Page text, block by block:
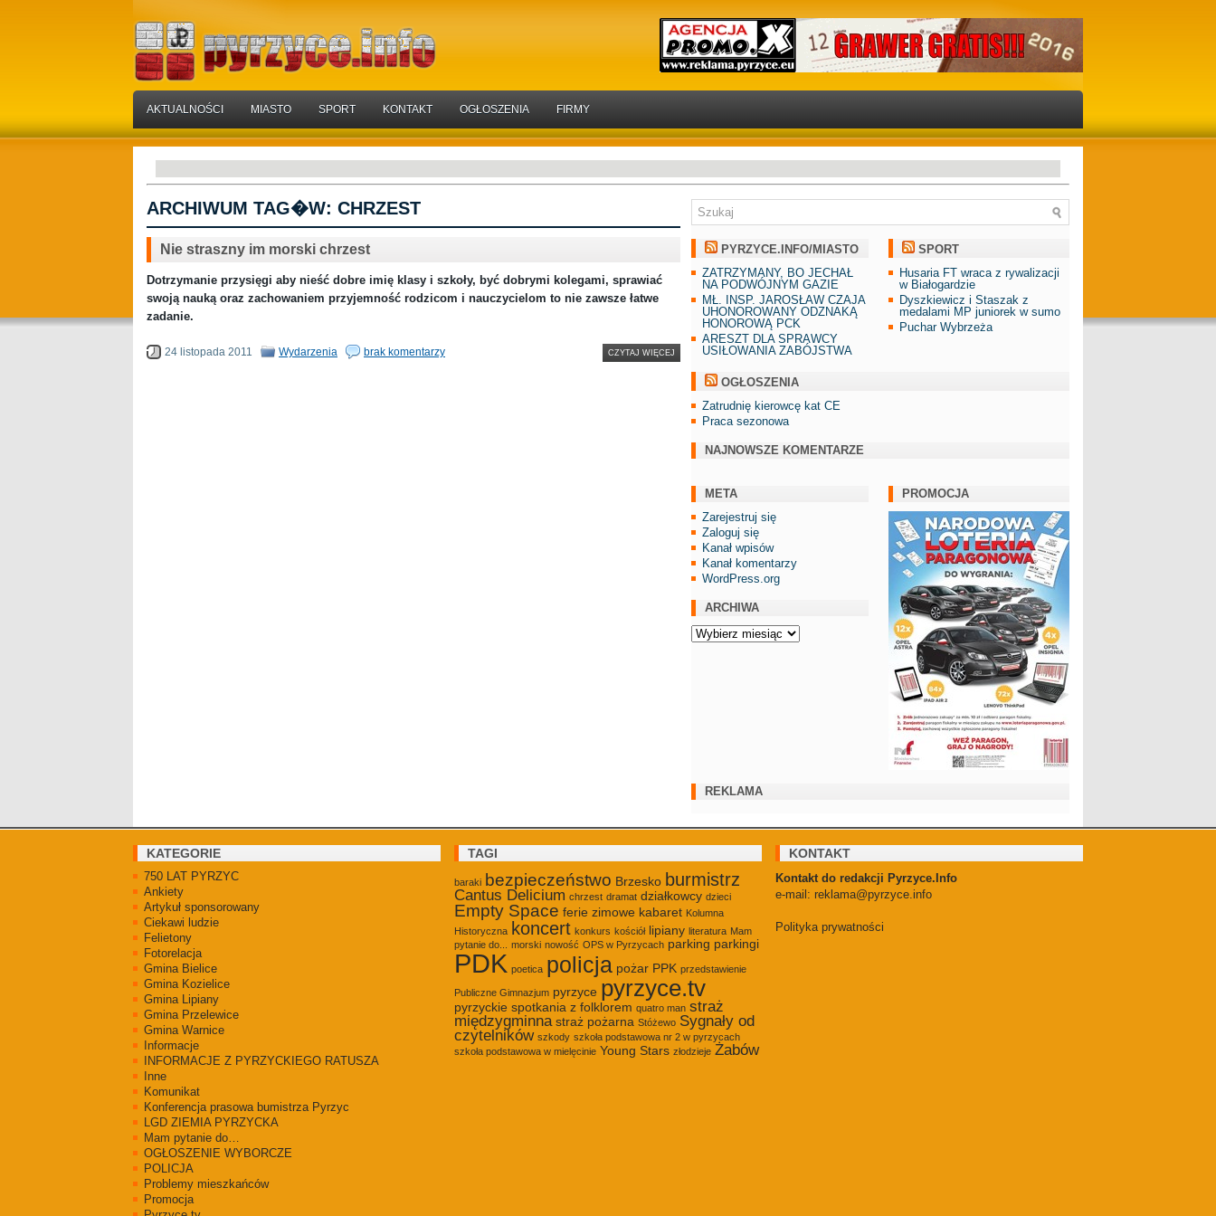
AKTUALNOŚCI MIASTO SPORT KONTAKT OGŁOSZENIA FIRMY
ARCHIWUM TAG�W: CHRZEST
Nie straszny im morski chrzest
Dotrzymanie przysięgi aby nieść dobre imię klasy i szkoły, być dobrymi kolegami, sprawiać
swoją nauką oraz zachowaniem przyjemność rodzicom i nauczycielom to nie zawsze łatwe
zadanie.
24 listopada 2011 Wydarzenia brak komentarzy CZYTAJ WIĘCEJ
PYRZYCE.INFO/MIASTO
ZATRZYMANY, BO JECHAŁ
NA PODWÓJNYM GAZIE
MŁ. INSP. JAROSŁAW CZAJA
UHONOROWANY ODZNAKĄ
HONOROWĄ PCK
ARESZT DLA SPRAWCY
USIŁOWANIA ZABÓJSTWA
SPORT
Husaria FT wraca z rywalizacji
w Białogardzie
Dyszkiewicz i Staszak z
medalami MP juniorek w sumo
Puchar Wybrzeża
OGŁOSZENIA
Zatrudnię kierowcę kat CE
Praca sezonowa
NAJNOWSZE KOMENTARZE
META
Zarejestruj się
Zaloguj się
Kanał wpisów
Kanał komentarzy
WordPress.org
ARCHIWA
Archiwa
PROMOCJA
REKLAMA
KATEGORIE
750 LAT PYRZYC
Ankiety
Artykuł sponsorowany
Ciekawi ludzie
Felietony
Fotorelacja
Gmina Bielice
Gmina Kozielice
Gmina Lipiany
Gmina Przelewice
Gmina Warnice
Informacje
INFORMACJE Z PYRZYCKIEGO RATUSZA
Inne
Komunikat
Konferencja prasowa bumistrza Pyrzyc
LGD ZIEMIA PYRZYCKA
Mam pytanie do…
OGŁOSZENIE WYBORCZE
POLICJA
Problemy mieszkańców
Promocja
TAGI
baraki bezpieczeństwo Brzesko burmistrz
Cantus Delicium chrzest dramat działkowcy dzieci
Empty Space ferie zimowe kabaret Kolumna
Historyczna koncert konkurs kościół lipiany literatura Mam
pytanie do...
morski nowość OPS w Pyrzycach parking parkingi
PDK poetica policja pożar PPK przedstawienie
Publiczne Gimnazjum pyrzyce pyrzyce.tv
pyrzyckie spotkania z folklorem quatro man straż
międzygminna straż pożarna Stóżewo Sygnały od
czytelników szkody szkoła podstawowa nr 2 w pyrzycach
szkoła podstawowa w mielęcinie Young Stars złodzieje Żabów
KONTAKT
Kontakt do redakcji Pyrzyce.Info
e-mail: reklama@pyrzyce.info
Polityka prywatności